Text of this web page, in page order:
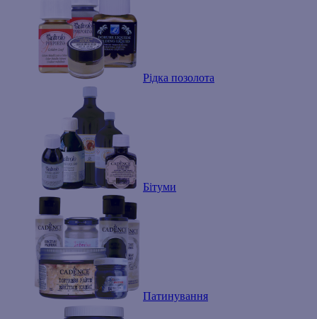
Рідка позолота
Бітуми
Патинування